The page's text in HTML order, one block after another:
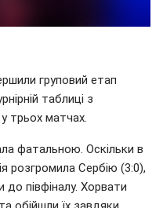
груповий етап
таблиці з
трьох матчах.
фатальною. Оскільки в
розгромила Сербію (3:0),
до півфіналу. Хорвати